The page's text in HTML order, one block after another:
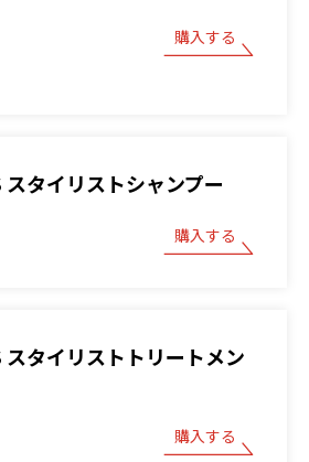
購入する
スタイリストシャンプー
購入する
スタイリストトリートメン
購入する